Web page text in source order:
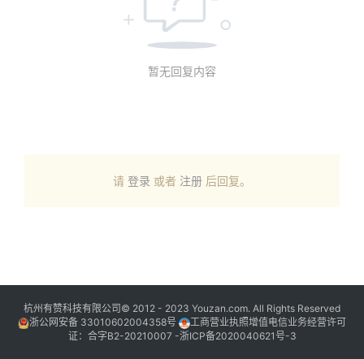
暂无回复内容
请 登录 或者 注册 后回复。
杭州有赞科技有限公司© 2012 - 2023 Youzan.com. All Rights Reserved
浙公网安备 33010602004358号
工商营业执照增值电信业务经营许可
证：合字B2-20210007 -浙ICP备2020040621号-3